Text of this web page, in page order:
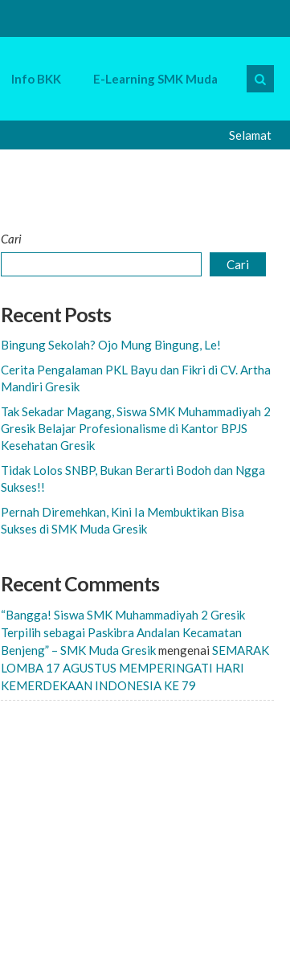
Info BKK E-Learning SMK Muda
Selamat
Cari
Cari
Recent Posts
Bingung Sekolah? Ojo Mung Bingung, Le!
Cerita Pengalaman PKL Bayu dan Fikri di CV. Artha
Mandiri Gresik
Tak Sekadar Magang, Siswa SMK Muhammadiyah 2
Gresik Belajar Profesionalisme di Kantor BPJS
Kesehatan Gresik
Tidak Lolos SNBP, Bukan Berarti Bodoh dan Ngga
Sukses!!
Pernah Diremehkan, Kini Ia Membuktikan Bisa
Sukses di SMK Muda Gresik
Recent Comments
“Bangga! Siswa SMK Muhammadiyah 2 Gresik
Terpilih sebagai Paskibra Andalan Kecamatan
Benjeng” – SMK Muda Gresikmengenai SEMARAK
LOMBA 17 AGUSTUS MEMPERINGATI HARI
KEMERDEKAAN INDONESIA KE 79